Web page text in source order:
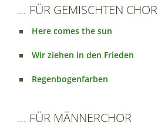
... FÜR GEMISCHTEN CHOR
Here comes the sun
Wir ziehen in den Frieden
Regenbogenfarben
... FÜR MÄNNERCHOR